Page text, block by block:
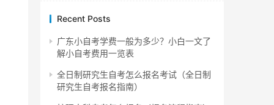
Recent Posts
广东小自考学费一般为多少？小白一文了
解小自考费用一览表
全日制研究生自考怎么报名考试（全日制
研究生自考报名指南）